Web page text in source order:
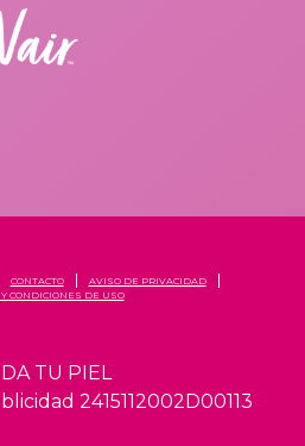
CONTACTO
AVISO DE PRIVACIDAD
CONDICIONES DE USO
TU PIEL
2415112002D00113